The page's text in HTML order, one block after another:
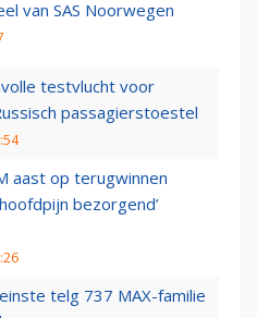
van SAS Noorwegen
testvlucht voor
passagierstoestel
aast op terugwinnen
bezorgend’
telg 737 MAX-familie